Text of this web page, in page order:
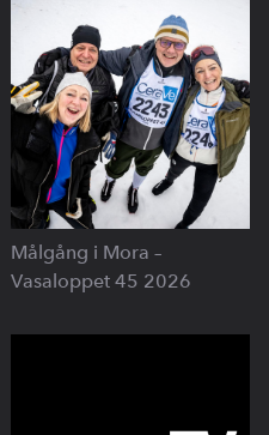
Målgång i Mora –
Vasaloppet 45 2026